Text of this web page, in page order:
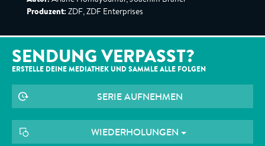
Produzent: ZDF, ZDF Enterprises
SENDUNG VERPASST?
ERSTELLE DEINE MEDIATHEK UND SAMMLE ALLE FOLGEN
SERIE AUFNEHMEN
WIEDERHOLUNGEN